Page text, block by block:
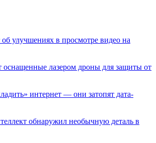
об улучшениях в просмотре видео на
оснащенные лазером дроны для защиты от
интернет — они затопят дата-
обнаружил необычную деталь в